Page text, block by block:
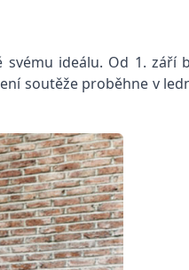
ideálu. Od 1. září
soutěže proběhne v